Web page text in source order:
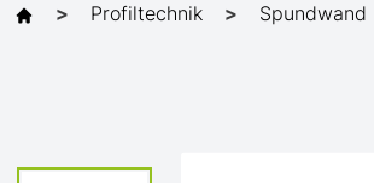
Profiltechnik Spundwand